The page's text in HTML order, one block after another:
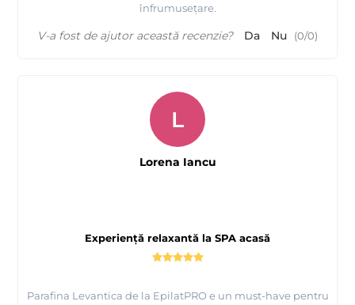
înfrumusețare.
V-a fost de ajutor această recenzie? Da Nu (0/0)
Experiență relaxantă la SPA acasă
Parafina Levantica de la EpilatPRO e un must-have pentru
L
Lorena Iancu